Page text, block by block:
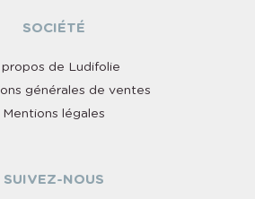
SOCIÉTÉ
de Ludifolie
générales de ventes
Mentions légales
SUIVEZ-NOUS